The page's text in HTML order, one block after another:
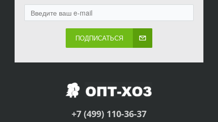
ПОДПИСАТЬСЯ
+7 (499) 110-36-37